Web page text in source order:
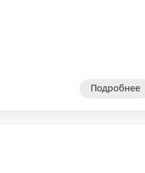
Подробнее